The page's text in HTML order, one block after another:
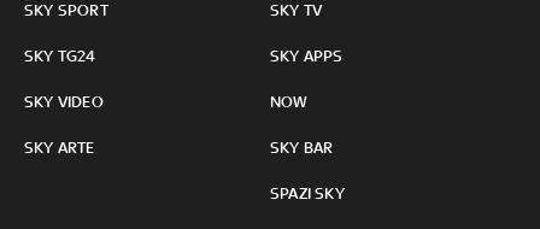
SKY SPORT
SKY TG24
SKY VIDEO
SKY ARTE
SKY TV
SKY APPS
NOW
SKY BAR
SPAZI SKY